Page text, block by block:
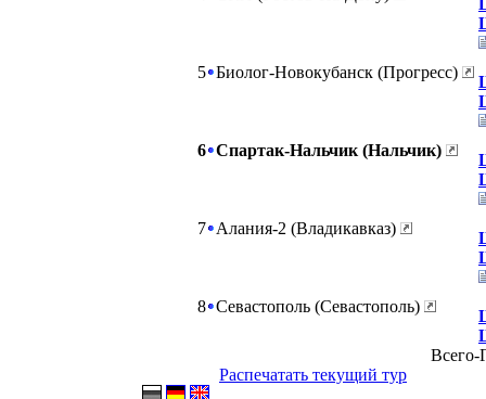
5 Биолог-Новокубанск (Прогресс)
6 Спартак-Нальчик (Нальчик)
7 Алания-2 (Владикавказ)
8 Севастополь (Севастополь)
Распечатать текущий тур